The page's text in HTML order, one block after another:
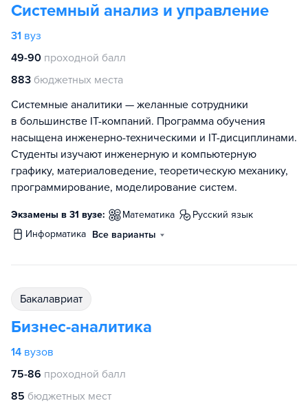
Системный анализ и управление
31 вуз
49-90 проходной балл
883 бюджетных места
Системные аналитики — желанные сотрудники
в большинстве IT-компаний. Программа обучения
насыщена инженерно-техническими и IT-дисциплинами.
Студенты изучают инженерную и компьютерную
графику, материаловедение, теоретическую механику,
программирование, моделирование систем.
Экзамены в 31 вузе: математика
русский язык
информатика Все варианты
бакалавриат
Бизнес-аналитика
14 вузов
75-86 проходной балл
85 бюджетных мест